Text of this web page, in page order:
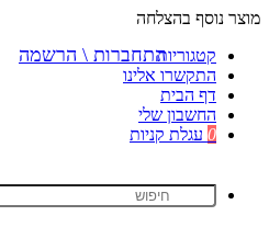
מוצר נוסף בהצלחה
קטגוריות
התקשרו אלינו
דף הבית
החשבון שלי
0 עגלת קניות
התחברות \ הרשמה